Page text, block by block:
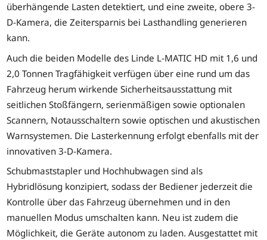
überhängende Lasten detektiert, und eine zweite, obere 3-
D-Kamera, die Zeitersparnis bei Lasthandling generieren
kann.
Auch die beiden Modelle des Linde L-MATIC HD mit 1,6 und
2,0 Tonnen Tragfähigkeit verfügen über eine rund um das
Fahrzeug herum wirkende Sicherheitsausstattung mit
seitlichen Stoßfängern, serienmäßigen sowie optionalen
Scannern, Notausschaltern sowie optischen und akustischen
Warnsystemen. Die Lasterkennung erfolgt ebenfalls mit der
innovativen 3-D-Kamera.
Schubmaststapler und Hochhubwagen sind als
Hybridlösung konzipiert, sodass der Bediener jederzeit die
Kontrolle über das Fahrzeug übernehmen und in den
manuellen Modus umschalten kann. Neu ist zudem die
Möglichkeit, die Geräte autonom zu laden. Ausgestattet mit